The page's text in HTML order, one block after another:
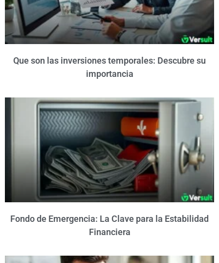
Que son las inversiones temporales: Descubre su
importancia
Fondo de Emergencia: La Clave para la Estabilidad
Financiera